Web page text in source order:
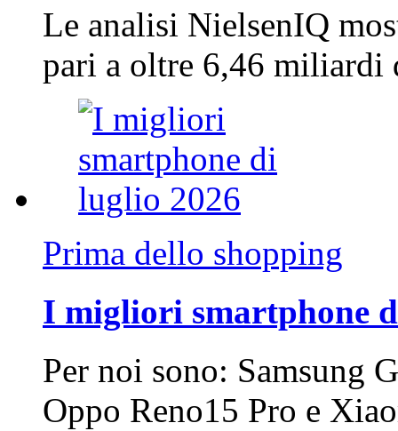
Le analisi NielsenIQ
pari a oltre 6,46
Prima dello shopping
I migliori smartphone
Per noi sono: Samsung
Oppo Reno15 Pro e